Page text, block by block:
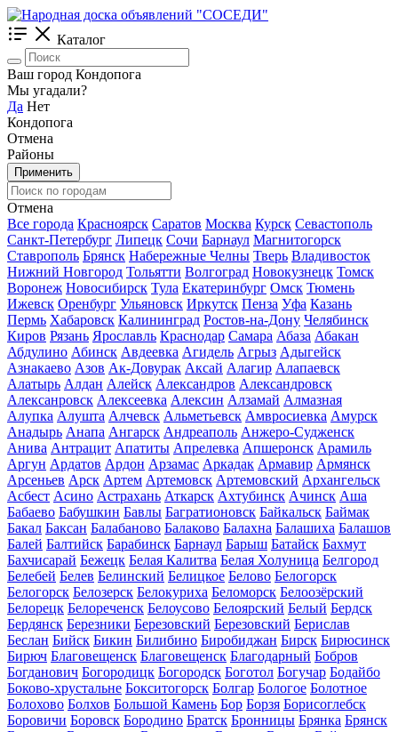
Каталог
Ваш город Кондопога
Мы угадали?
Да Нет
Кондопога
Отмена
Районы
Применить
Отмена
Все города Красноярск Саратов Москва Курск Севастополь
Санкт-Петербург Липецк Сочи Барнаул Магнитогорск
Ставрополь Брянск Набережные Челны Тверь Владивосток
Нижний Новгород Тольятти Волгоград Новокузнецк Томск
Воронеж Новосибирск Тула Екатеринбург Омск Тюмень
Ижевск Оренбург Ульяновск Иркутск Пенза Уфа Казань
Пермь Хабаровск Калининград Ростов-на-Дону Челябинск
Киров Рязань Ярославль Краснодар Самара Абаза Абакан
Абдулино Абинск Авдеевка Агидель Агрыз Адыгейск
Азнакаево Азов Ак-Довурак Аксай Алагир Алапаевск
Алатырь Алдан Алейск Александров Александровск
Алексанровск Алексеевка Алексин Алзамай Алмазная
Алупка Алушта Алчевск Альметьевск Амвросиевка Амурск
Анадырь Анапа Ангарск Андреаполь Анжеро-Судженск
Анива Антрацит Апатиты Апрелевка Апшеронск Арамиль
Аргун Ардатов Ардон Арзамас Аркадак Армавир Армянск
Арсеньев Арск Артем Артемовск Артемовский Архангельск
Асбест Асино Астрахань Аткарск Ахтубинск Ачинск Аша
Бабаево Бабушкин Бавлы Багратионовск Байкальск Баймак
Бакал Баксан Балабаново Балаково Балахна Балашиха Балашов
Балей Балтийск Барабинск Барнаул Барыш Батайск Бахмут
Бахчисарай Бежецк Белая Калитва Белая Холуница Белгород
Белебей Белев Белинский Белицкое Белово Белогорск
Белогорск Белозерск Белокуриха Беломорск Белоозёрский
Белорецк Белореченск Белоусово Белоярский Белый Бердск
Бердянск Березники Березовский Березовский Берислав
Беслан Бийск Бикин Билибино Биробиджан Бирск Бирюсинск
Бирюч Благовещенск Благовещенск Благодарный Бобров
Богданович Богородицк Богородск Боготол Богучар Бодайбо
Боково-хрустальне Бокситогорск Болгар Бологое Болотное
Болохово Болхов Большой Камень Бор Борзя Борисоглебск
Боровичи Боровск Бородино Братск Бронницы Брянка Брянск